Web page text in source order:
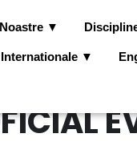
▼
Internationale ▼